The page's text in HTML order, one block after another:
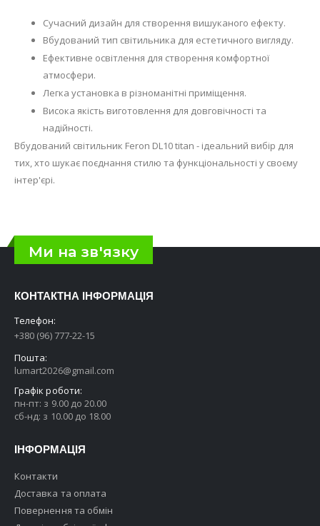
Сучасний дизайн для створення вишуканого ефекту.
Вбудований тип світильника для естетичного вигляду.
Ефективне освітлення для створення комфортної
атмосфери.
Легка установка в різноманітні приміщення.
Висока якість виготовлення для довговічності та
надійності.
Вбудований світильник Feron DL10 titan - ідеальний вибір для
тих, хто шукає поєднання стилю та функціональності у своєму
інтер'єрі.
Ми на зв'язку
КОНТАКТНА ІНФОРМАЦІЯ
Телефон:
+380 (96) 777-22-15
Пошта:
lumart2026@gmail.com
Графік роботи:
пн-пт: з 9.00 до 20.00
сб-нд: з 10.00 до 18.00
ІНФОРМАЦІЯ
Контакти
Доставка та оплата
Повернення та обмін